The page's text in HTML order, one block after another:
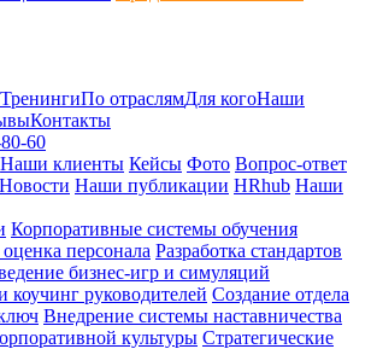
ТренингиПо отраслямДля когоНаши
Контакты
60
Наши клиенты Кейсы Фото Вопрос-ответ
Новости Наши публикации HRhub Наши
Корпоративные системы обучения
персонала Разработка стандартов
бизнес-игр и симуляций
коучинг руководителей Создание отдела
Внедрение системы наставничества
культуры Стратегические